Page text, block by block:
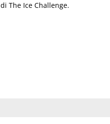
di The Ice Challenge.